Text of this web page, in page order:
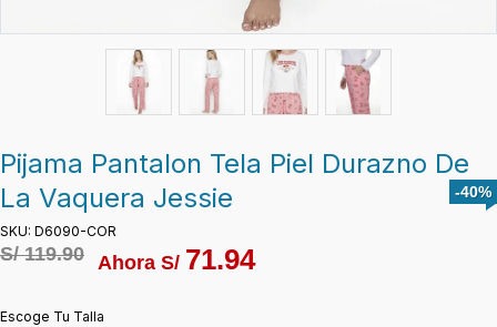
Pijama Pantalon Tela Piel Durazno De
La Vaquera Jessie
SKU: D6090-COR
S/119.90 Ahora S/ 71.94
-40%
Escoge Tu Talla